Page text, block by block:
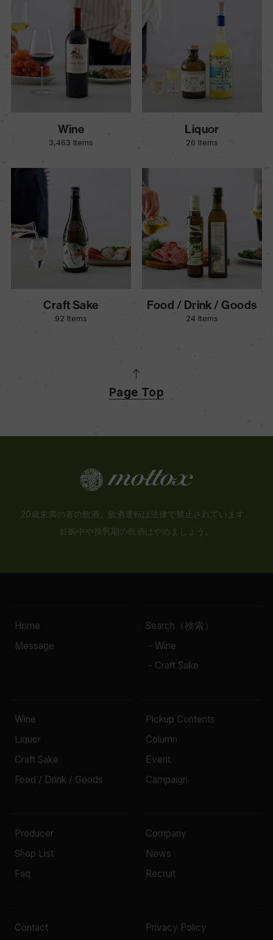
Wine
3,463 Items
Liquor
26 Items
Craft Sake
92 Items
Food / Drink / Goods
24 Items
Page Top
20歳未満の者の飲酒、飲酒運転は法律で禁止されています。
妊娠中や授乳期の飲酒はやめましょう。
Home
Message
Search（検索）
- Wine
- Craft Sake
Wine
Liquor
Craft Sake
Food / Drink / Goods
Pickup Contents
Column
Event
Campaign
Producer
Shop List
Faq
Company
News
Recruit
Contact Privacy Policy